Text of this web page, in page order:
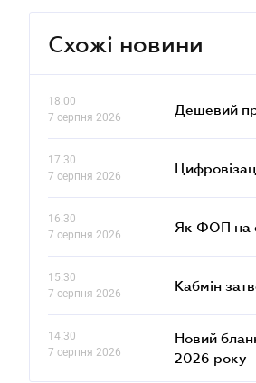
Схожі новини
18.00
7 серпня 2026
Дешевий
17.30
7 серпня 2026
16.30
7 серпня 2026
Як ФОП на
15.30
7 серпня 2026
Кабмін
14.30
7 серпня 2026
Новий
2026 року